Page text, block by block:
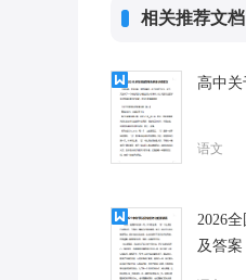
相关推荐文档
高中关
语文
2026
及答案